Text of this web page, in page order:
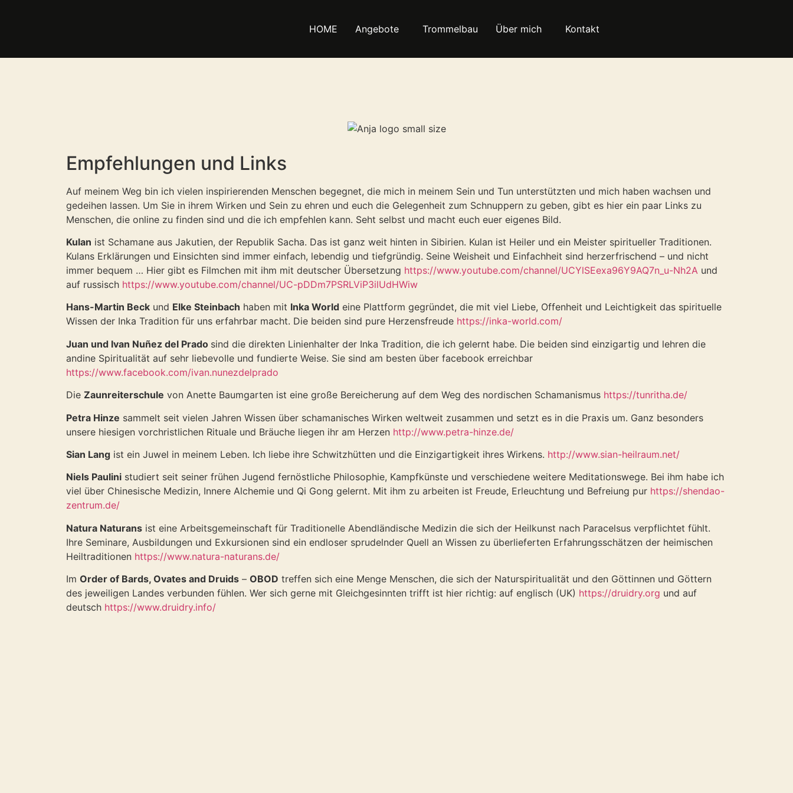
HOME Angebote Trommelbau Über mich Kontakt
Empfehlungen und Links
Auf meinem Weg bin ich vielen inspirierenden Menschen begegnet, die mich in meinem Sein und Tun unterstützten und mich haben wachsen und
gedeihen lassen. Um Sie in ihrem Wirken und Sein zu ehren und euch die Gelegenheit zum Schnuppern zu geben, gibt es hier ein paar Links zu
Menschen, die online zu finden sind und die ich empfehlen kann. Seht selbst und macht euch euer eigenes Bild.
Kulan ist Schamane aus Jakutien, der Republik Sacha. Das ist ganz weit hinten in Sibirien. Kulan ist Heiler und ein Meister spiritueller Traditionen.
Kulans Erklärungen und Einsichten sind immer einfach, lebendig und tiefgründig. Seine Weisheit und Einfachheit sind herzerfrischend – und nicht
immer bequem … Hier gibt es Filmchen mit ihm mit deutscher Übersetzung https://www.youtube.com/channel/UCYlSEexa96Y9AQ7n_u-Nh2A und
auf russisch https://www.youtube.com/channel/UC-pDDm7PSRLViP3ilUdHWiw
Hans-Martin Beck und Elke Steinbach haben mit Inka World eine Plattform gegründet, die mit viel Liebe, Offenheit und Leichtigkeit das spirituelle
Wissen der Inka Tradition für uns erfahrbar macht. Die beiden sind pure Herzensfreude https://inka-world.com/
Juan und Ivan Nuñez del Prado sind die direkten Linienhalter der Inka Tradition, die ich gelernt habe. Die beiden sind einzigartig und lehren die
andine Spiritualität auf sehr liebevolle und fundierte Weise. Sie sind am besten über facebook erreichbar
https://www.facebook.com/ivan.nunezdelprado
Die Zaunreiterschule von Anette Baumgarten ist eine große Bereicherung auf dem Weg des nordischen Schamanismus https://tunritha.de/
Petra Hinze sammelt seit vielen Jahren Wissen über schamanisches Wirken weltweit zusammen und setzt es in die Praxis um. Ganz besonders
unsere hiesigen vorchristlichen Rituale und Bräuche liegen ihr am Herzen http://www.petra-hinze.de/
Sian Lang ist ein Juwel in meinem Leben. Ich liebe ihre Schwitzhütten und die Einzigartigkeit ihres Wirkens. http://www.sian-heilraum.net/
Niels Paulini studiert seit seiner frühen Jugend fernöstliche Philosophie, Kampfkünste und verschiedene weitere Meditationswege. Bei ihm habe ich
viel über Chinesische Medizin, Innere Alchemie und Qi Gong gelernt. Mit ihm zu arbeiten ist Freude, Erleuchtung und Befreiung pur https://shendao-
zentrum.de/
Natura Naturans ist eine Arbeitsgemeinschaft für Traditionelle Abendländische Medizin die sich der Heilkunst nach Paracelsus verpflichtet fühlt.
Ihre Seminare, Ausbildungen und Exkursionen sind ein endloser sprudelnder Quell an Wissen zu überlieferten Erfahrungsschätzen der heimischen
Heiltraditionen https://www.natura-naturans.de/
Im Order of Bards, Ovates and Druids – OBOD treffen sich eine Menge Menschen, die sich der Naturspiritualität und den Göttinnen und Göttern
des jeweiligen Landes verbunden fühlen. Wer sich gerne mit Gleichgesinnten trifft ist hier richtig: auf englisch (UK) https://druidry.org und auf
deutsch https://www.druidry.info/